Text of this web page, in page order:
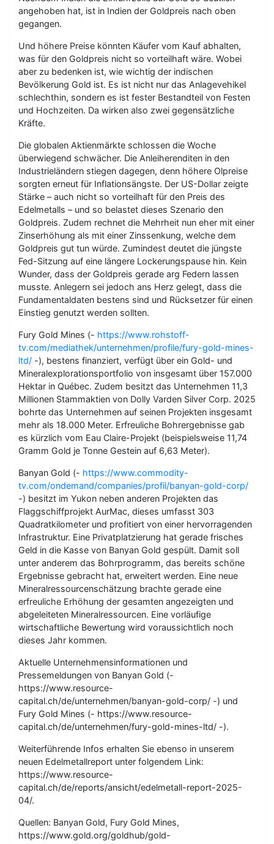
angehoben hat, ist in Indien der Goldpreis nach oben
gegangen.
Und höhere Preise könnten Käufer vom Kauf abhalten,
was für den Goldpreis nicht so vorteilhaft wäre. Wobei
aber zu bedenken ist, wie wichtig der indischen
Bevölkerung Gold ist. Es ist nicht nur das Anlagevehikel
schlechthin, sondern es ist fester Bestandteil von Festen
und Hochzeiten. Da wirken also zwei gegensätzliche
Kräfte.
Die globalen Aktienmärkte schlossen die Woche
überwiegend schwächer. Die Anleiherenditen in den
Industrieländern stiegen dagegen, denn höhere Olpreise
sorgten erneut für Inflationsängste. Der US-Dollar zeigte
Stärke – auch nicht so vorteilhaft für den Preis des
Edelmetalls – und so belastet dieses Szenario den
Goldpreis. Zudem rechnet die Mehrheit nun eher mit einer
Zinserhöhung als mit einer Zinssenkung, welche dem
Goldpreis gut tun würde. Zumindest deutet die jüngste
Fed-Sitzung auf eine längere Lockerungspause hin. Kein
Wunder, dass der Goldpreis gerade arg Federn lassen
musste. Anlegern sei jedoch ans Herz gelegt, dass die
Fundamentaldaten bestens sind und Rücksetzer für einen
Einstieg genutzt werden sollten.
Fury Gold Mines (- https://www.rohstoff-
tv.com/mediathek/unternehmen/profile/fury-gold-mines-
ltd/ -), bestens finanziert, verfügt über ein Gold- und
Mineralexplorationsportfolio von insgesamt über 157.000
Hektar in Québec. Zudem besitzt das Unternehmen 11,3
Millionen Stammaktien von Dolly Varden Silver Corp. 2025
bohrte das Unternehmen auf seinen Projekten insgesamt
mehr als 18.000 Meter. Erfreuliche Bohrergebnisse gab
es kürzlich vom Eau Claire-Projekt (beispielsweise 11,74
Gramm Gold je Tonne Gestein auf 6,63 Meter).
Banyan Gold (- https://www.commodity-
tv.com/ondemand/companies/profil/banyan-gold-corp/
-) besitzt im Yukon neben anderen Projekten das
Flaggschiffprojekt AurMac, dieses umfasst 303
Quadratkilometer und profitiert von einer hervorragenden
Infrastruktur. Eine Privatplatzierung hat gerade frisches
Geld in die Kasse von Banyan Gold gespült. Damit soll
unter anderem das Bohrprogramm, das bereits schöne
Ergebnisse gebracht hat, erweitert werden. Eine neue
Mineralressourcenschätzung brachte gerade eine
erfreuliche Erhöhung der gesamten angezeigten und
abgeleiteten Mineralressourcen. Eine vorläufige
wirtschaftliche Bewertung wird voraussichtlich noch
dieses Jahr kommen.
Aktuelle Unternehmensinformationen und
Pressemeldungen von Banyan Gold (-
https://www.resource-
capital.ch/de/unternehmen/banyan-gold-corp/ -) und
Fury Gold Mines (- https://www.resource-
capital.ch/de/unternehmen/fury-gold-mines-ltd/ -).
Weiterführende Infos erhalten Sie ebenso in unserem
neuen Edelmetallreport unter folgendem Link:
https://www.resource-
capital.ch/de/reports/ansicht/edelmetall-report-2025-
04/.
Quellen: Banyan Gold, Fury Gold Mines,
https://www.gold.org/goldhub/gold-